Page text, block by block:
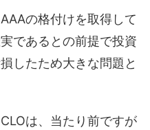
の格付けを取得して
であるとの前提で投資
したため大きな問題と
は、当たり前ですが